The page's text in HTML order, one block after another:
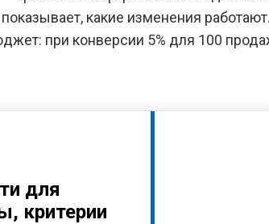
какие изменения
при конверсии 5% для 100
для
критерии